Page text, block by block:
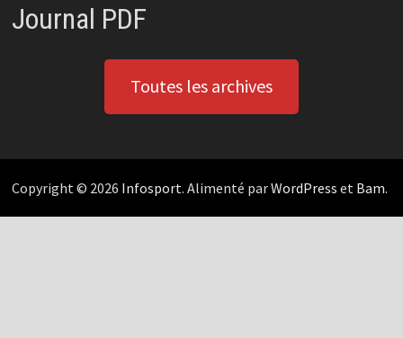
Journal PDF
Toutes les archives
Copyright © 2026 Infosport. Alimenté parWordPress et Bam.